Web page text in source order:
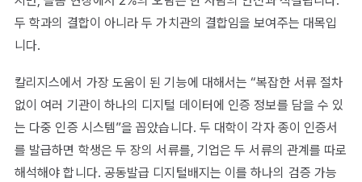
두 학과의 결합이 아니라 두 가치관의 결합임을 보여주는 대목입
니다.
칼리지스에서 가장 도움이 된 기능에 대해서는 “복잡한 서류 절차
없이 여러 기관이 하나의 디지털 데이터에 인증 정보를 담을 수 있
는 다중 인증 시스템”을 꼽았습니다. 두 대학이 각자 종이 인증서
를 발급하면 학생은 두 장의 서류를, 기업은 두 서류의 관계를 따로
해석해야 합니다. 공동발급 디지털배지는 이를 하나의 검증 가능